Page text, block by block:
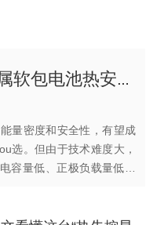
聚合物基全固态锂金属软包电池热安全性能研究
量密度和安全性，有望成
选。但由于技术难度大，
容量低、正极负载量低的